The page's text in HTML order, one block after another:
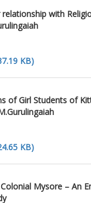
with
KB)
of Girl Students of
KB)
Mysore – An